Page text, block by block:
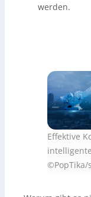
werden.
Effektive
©PopTika/